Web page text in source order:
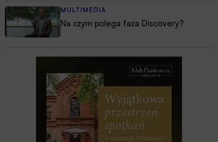
MULTIMEDIA
Na czym polega faza Discovery?